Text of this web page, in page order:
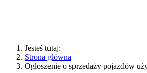
Jesteś tutaj:
Strona główna
Ogłoszenie o sprzedaży pojazdów